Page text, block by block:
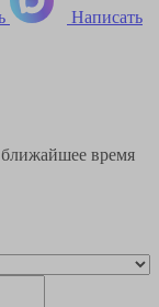
Написать
время